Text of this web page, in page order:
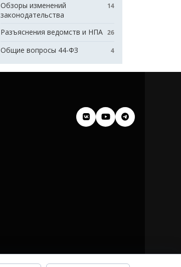
Обзоры изменений
законодательства
14
Разъяснения ведомств и НПА 26
Общие вопросы 44-ФЗ 4